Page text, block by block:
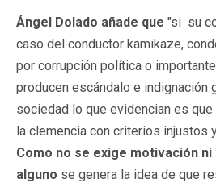
Ángel Dolado añade que "si su
caso del conductor kamikaze,
por corrupción política o
producen escándalo e indignación
sociedad lo que evidencian es
la clemencia con criterios injustos
Como no se exige motivación
alguno se genera la idea de que